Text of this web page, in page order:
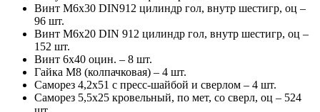
Винт М6х30 DIN912 цилиндр гол, внутр шестигр, оц –
96 шт.
Винт М6х20 DIN 912 цилиндр гол, внутр шестигр, оц –
152 шт.
Винт 6х40 оцин. – 8 шт.
Гайка М8 (колпачковая) – 4 шт.
Саморез 4,2х51 с пресс-шайбой и сверлом – 4 шт.
Саморез 5,5х25 кровельный, по мет, со сверл, оц – 524